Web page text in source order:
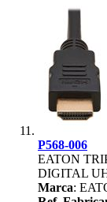
P568-006
EATON
DIGITAL
Marca: